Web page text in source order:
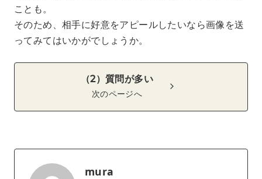
ことも。
そのため、相手に好意をアピールしたいなら画像を送
ってみてはいかがでしょうか。
（2）質問が多い
次のページへ
mura